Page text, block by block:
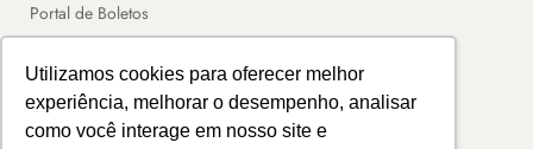
Utilizamos cookies para oferecer melhor
experiência, melhorar o desempenho, analisar
como você interage em nosso site e
Portal de Boletos